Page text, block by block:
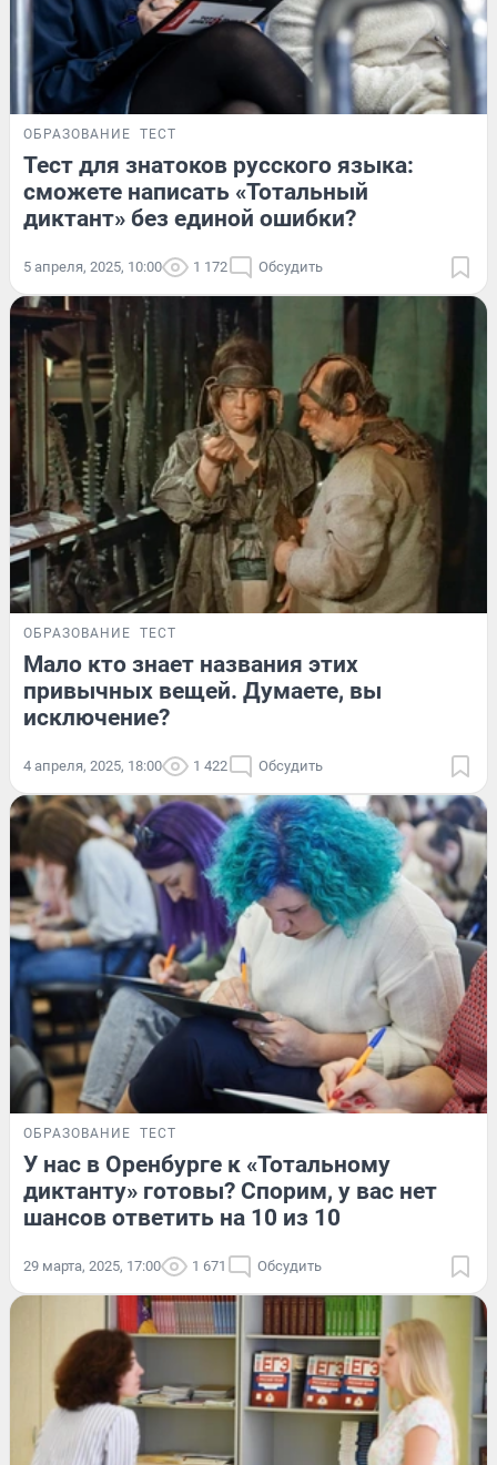
ОБРАЗОВАНИЕ ТЕСТ
Тест для знатоков русского языка:
сможете написать «Тотальный
диктант» без единой ошибки?
5 апреля, 2025, 10:00 1 172 Обсудить
ОБРАЗОВАНИЕ ТЕСТ
Мало кто знает названия этих
привычных вещей. Думаете, вы
исключение?
4 апреля, 2025, 18:00 1 422 Обсудить
ОБРАЗОВАНИЕ ТЕСТ
У нас в Оренбурге к «Тотальному
диктанту» готовы? Спорим, у вас нет
шансов ответить на 10 из 10
29 марта, 2025, 17:00 1 671 Обсудить